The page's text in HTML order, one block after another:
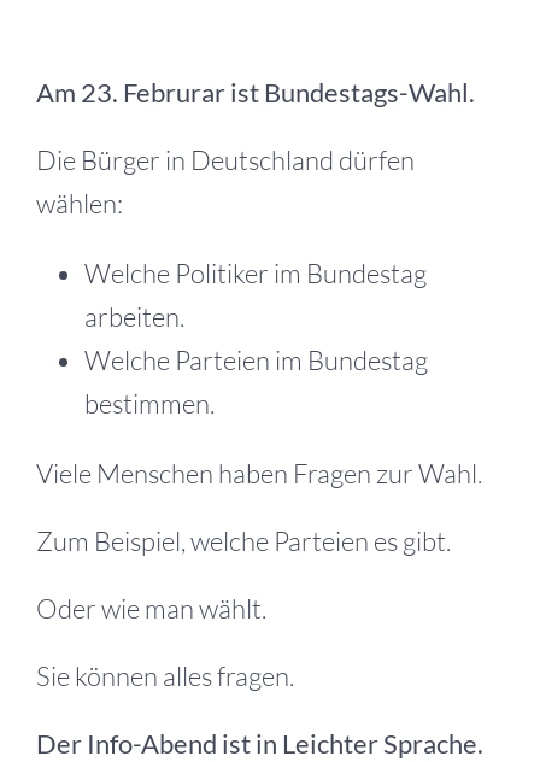
Am 23. Februrar ist Bundestags-Wahl.
Die Bürger in Deutschland dürfen
wählen:
Welche Politiker im Bundestag
arbeiten.
Welche Parteien im Bundestag
bestimmen.
Viele Menschen haben Fragen zur Wahl.
Zum Beispiel, welche Parteien es gibt.
Oder wie man wählt.
Sie können alles fragen.
Der Info-Abend ist in Leichter Sprache.